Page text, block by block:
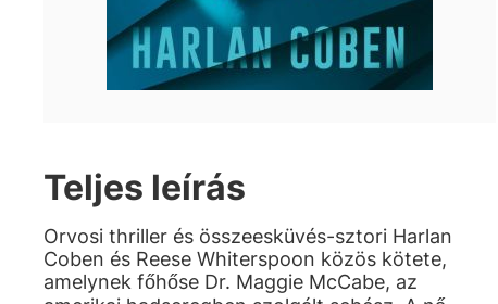
Teljes leírás
Orvosi thriller és összeesküvés-sztori Harlan
Coben és Reese Whiterspoon közös kötete,
amelynek főhőse Dr. Maggie McCabe, az